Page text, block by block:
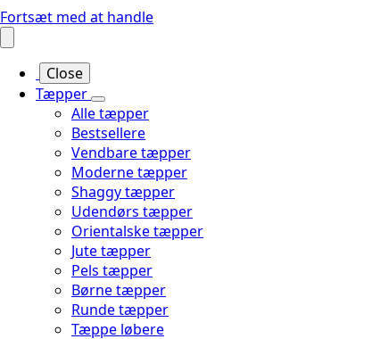
Fortsæt med at handle
Close
Tæpper
Alle tæpper
Bestsellere
Vendbare tæpper
Moderne tæpper
Shaggy tæpper
Udendørs tæpper
Orientalske tæpper
Jute tæpper
Pels tæpper
Børne tæpper
Runde tæpper
Tæppe løbere